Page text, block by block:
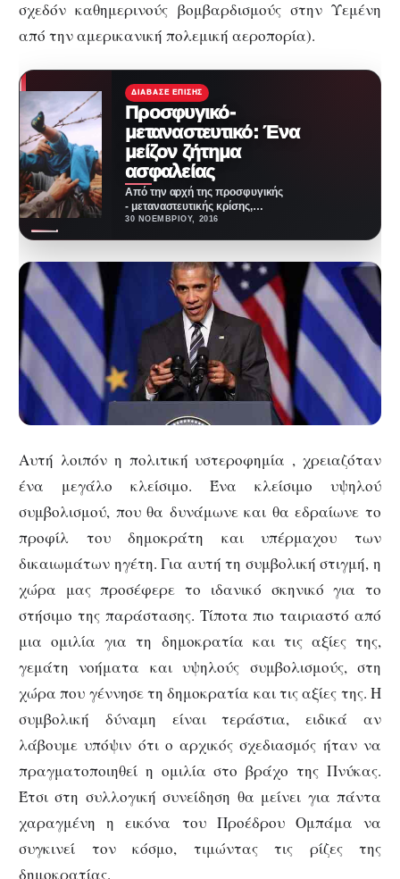
σχεδόν καθημερινούς βομβαρδισμούς στην Υεμένη
από την αμερικανική πολεμική αεροπορία).
ΔΙΆΒΑΣΕ ΕΠΊΣΗΣ
Προσφυγικό-
μεταναστευτικό: Ένα
μείζον ζήτημα
ασφαλείας
Από την αρχή της προσφυγικής
- μεταναστευτικής κρίσης,
πολλές πτυχές της
30 ΝΟΕΜΒΡΊΟΥ, 2016
Αυτή λοιπόν η πολιτική υστεροφημία , χρειαζόταν
ένα μεγάλο κλείσιμο. Ένα κλείσιμο υψηλού
συμβολισμού, που θα δυνάμωνε και θα εδραίωνε το
προφίλ του δημοκράτη και υπέρμαχου των
δικαιωμάτων ηγέτη. Για αυτή τη συμβολική στιγμή, η
χώρα μας προσέφερε το ιδανικό σκηνικό για το
στήσιμο της παράστασης. Τίποτα πιο ταιριαστό από
μια ομιλία για τη δημοκρατία και τις αξίες της,
γεμάτη νοήματα και υψηλούς συμβολισμούς, στη
χώρα που γέννησε τη δημοκρατία και τις αξίες της. Η
συμβολική δύναμη είναι τεράστια, ειδικά αν
λάβουμε υπόψιν ότι ο αρχικός σχεδιασμός ήταν να
πραγματοποιηθεί η ομιλία στο βράχο της Πνύκας.
Έτσι στη συλλογική συνείδηση θα μείνει για πάντα
χαραγμένη η εικόνα του Προέδρου Ομπάμα να
συγκινεί τον κόσμο, τιμώντας τις ρίζες της
δημοκρατίας.